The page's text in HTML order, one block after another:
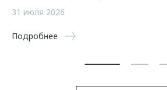
31 июля 2026
Подробнее